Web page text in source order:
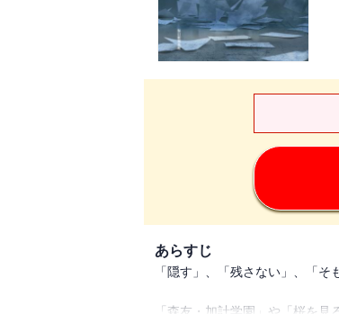
あらすじ
「隠す」、「残さない」、「そ